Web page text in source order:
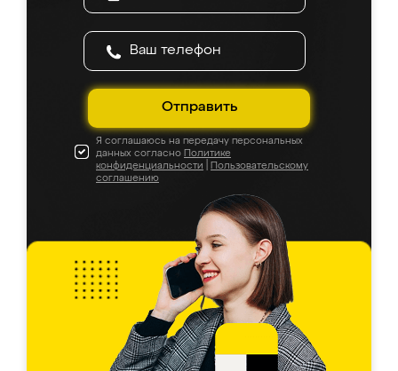
Отправить
Я соглашаюсь на передачу персональных
данных согласно Политике
конфиденциальности
Пользовательскому
соглашению